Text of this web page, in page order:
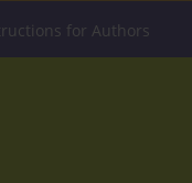
for Authors